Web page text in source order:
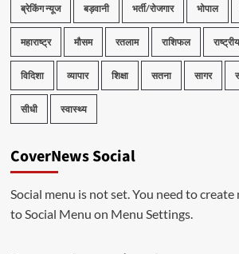
ब्रेकिंग न्यूज बड़वानी भर्ती/रोजगार भोपाल
महाराष्ट्र मौसम रतलाम राशिफल राष्ट्रीय
विदिशा व्यापार शिक्षा सतना सागर
सीधी स्वास्थ्य
CoverNews Social
Social menu is not set. You need to create
to Social Menu on Menu Settings.